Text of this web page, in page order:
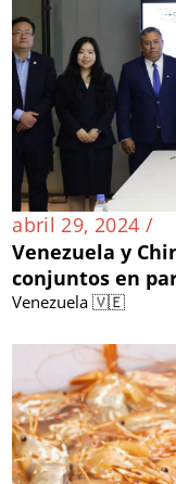
abril 29, 2024 /
Venezuela y
conjuntos en
Venezuela 🇻🇪